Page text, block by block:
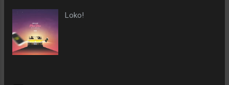
Loko!